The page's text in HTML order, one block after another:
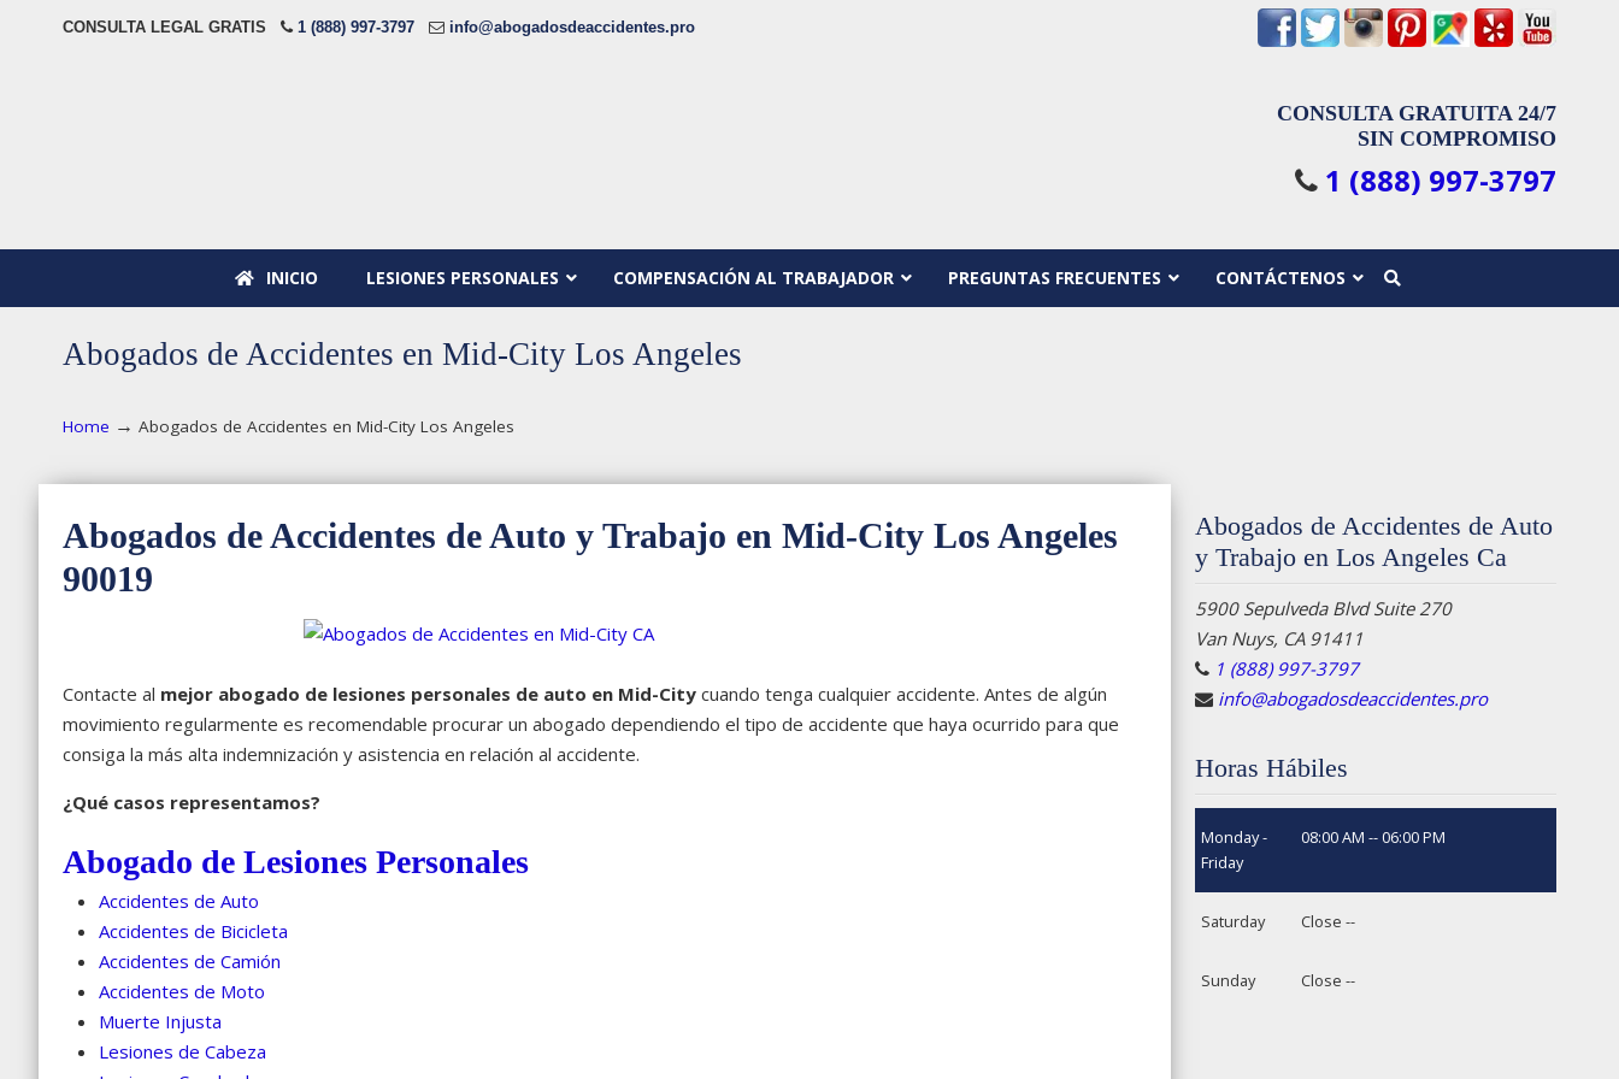
CONSULTA LEGAL GRATIS 1 (888) 997-3797 info@abogadosdeaccidentes.pro
CONSULTA GRATUITA 24/7
SIN COMPROMISO
1 (888) 997-3797
INICIO LESIONES PERSONALES COMPENSACIÓN AL TRABAJADOR PREGUNTAS FRECUENTES CONTÁCTENOS
Abogados de Accidentes en Mid-City Los Angeles
Home → Abogados de Accidentes en Mid-City Los Angeles
Abogados de Accidentes de Auto y Trabajo en Mid-City Los Angeles
90019
Contacte al mejor abogado de lesiones personales de auto en Mid-City cuando tenga cualquier accidente. Antes de algún
movimiento regularmente es recomendable procurar un abogado dependiendo el tipo de accidente que haya ocurrido para que
consiga la más alta indemnización y asistencia en relación al accidente.
¿Qué casos representamos?
Abogado de Lesiones Personales
Accidentes de Auto
Accidentes de Bicicleta
Accidentes de Camión
Accidentes de Moto
Muerte Injusta
Lesiones de Cabeza
Abogados de Accidentes de Auto
y Trabajo en Los Angeles Ca
5900 Sepulveda Blvd Suite 270
Van Nuys, CA 91411
1 (888) 997-3797
info@abogadosdeaccidentes.pro
Horas Hábiles
Monday -
Friday
08:00 AM -- 06:00 PM
Saturday Close --
Sunday Close --